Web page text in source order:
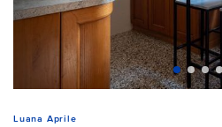
Luana Aprile